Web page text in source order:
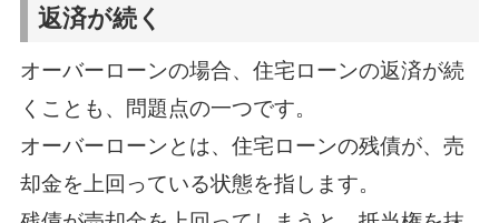
返済が続く
オーバーローンの場合、住宅ローンの返済が続
くことも、問題点の一つです。
オーバーローンとは、住宅ローンの残債が、売
却金を上回っている状態を指します。